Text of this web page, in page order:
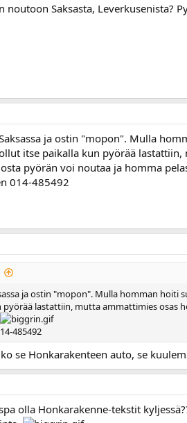
noutoon Saksasta,
ja ostin "mopon". Mulla
itse paikalla kun pyörää
pyörän voi noutaa ja homma
014-485492
ja ostin "mopon". Mulla homman
lastattiin, mutta ammattimies
485492
se Honkarakenteen auto, se
olla Honkarakenne-tekstit